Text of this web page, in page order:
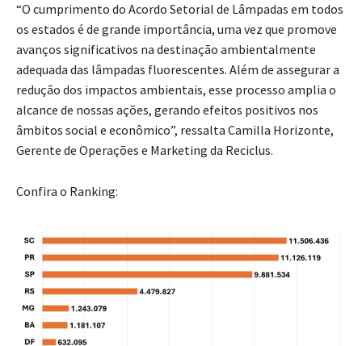
“O cumprimento do Acordo Setorial de Lâmpadas em todos
os estados é de grande importância, uma vez que promove
avanços significativos na destinação ambientalmente
adequada das lâmpadas fluorescentes. Além de assegurar a
redução dos impactos ambientais, esse processo amplia o
alcance de nossas ações, gerando efeitos positivos nos
âmbitos social e econômico”, ressalta Camilla Horizonte,
Gerente de Operações e Marketing da Reciclus.
Confira o Ranking: